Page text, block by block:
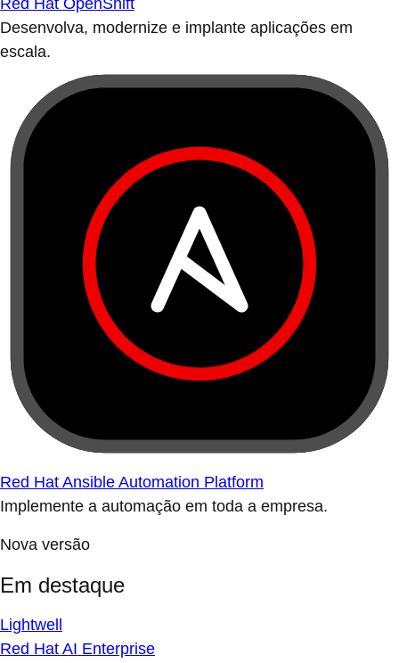
Red Hat OpenShift
Desenvolva, modernize e implante aplicações em
escala.
Red Hat Ansible Automation Platform
Implemente a automação em toda a empresa.
Nova versão
Em destaque
Lightwell
Red Hat AI Enterprise